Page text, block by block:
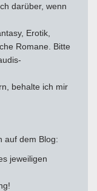
darüber, wenn
Erotik,
Romane. Bitte
behalte ich mir
auf dem Blog:
jeweiligen